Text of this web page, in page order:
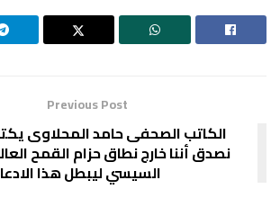
Previous Post
الكاتب الصحفى حامد المحلاوى
نصدق أننا خارج نطاق حزام القمح
السيسي ليبطل هذا